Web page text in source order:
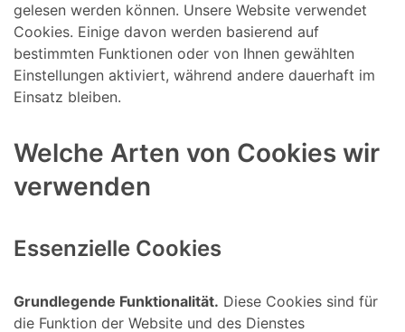
gelesen werden können. Unsere Website verwendet
Cookies. Einige davon werden basierend auf
bestimmten Funktionen oder von Ihnen gewählten
Einstellungen aktiviert, während andere dauerhaft im
Einsatz bleiben.
Welche Arten von Cookies wir
verwenden
Essenzielle Cookies
Grundlegende Funktionalität. Diese Cookies sind für
die Funktion der Website und des Dienstes